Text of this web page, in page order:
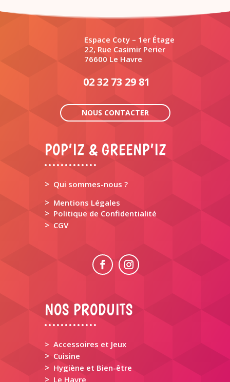
Espace Coty – 1er Étage
22, Rue Casimir Perier
76600 Le Havre
02 32 73 29 81
NOUS CONTACTER
POP’IZ & GREENP’IZ
> Qui sommes-nous ?
> Mentions Légales
> Politique de Confidentialité
> CGV
NOS PRODUITS
> Accessoires et Jeux
> Cuisine
> Hygiène et Bien-être
> Le Havre